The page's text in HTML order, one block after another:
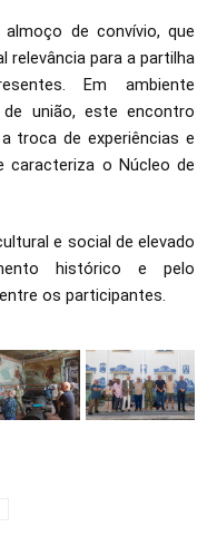
de convívio, que
para a partilha
Em ambiente
união, este encontro
troca de experiências e
caracteriza o Núcleo de
e social de elevado
histórico e pelo
os participantes.